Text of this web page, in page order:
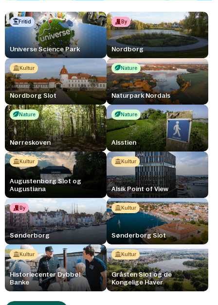
Fritid
Universe Science Park
By
Nordborg
Kultur
Nordborg Slot
Nature
Naturpark Nordals
Nature
Nørreskoven
Nature
Alsstien
Kultur
Augustenborg Slot og
Augustiana
Kultur
Alsik Point of View
By
Sønderborg
Kultur
Sønderborg Slot
Kultur
Historiecenter Dybbøl
Banke
Kultur
Gråsten Slot og de
Kongelige Haver